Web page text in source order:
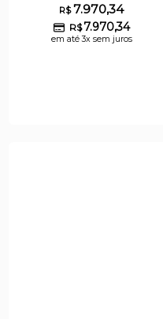
R$7.970,34
R$7.970,34
em até 3x sem juros